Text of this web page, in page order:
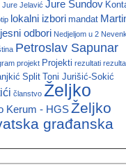
Jure Jelavić Jure Šundov
lokalni izbori mandat
odbori Nedjeljom u 2
Petroslav Sapunar
projekt Projekti rezultati
Split Toni Jurišić-Sokić
članstvo Željko
Kerum - HGSŽeljko
građanska